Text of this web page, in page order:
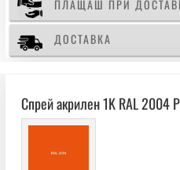
ПЛАЩАШ ПРИ
ДОСТАВКА
Спрей акрилен 1K RAL 2004